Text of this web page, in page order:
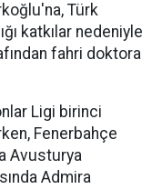
Türk
katkılar nedeniyle
fahri doktora
Ligi birinci
Fenerbahçe
Avusturya
Admira